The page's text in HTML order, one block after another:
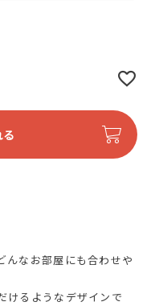
んなお部屋にも合わせや
けるようなデザインで